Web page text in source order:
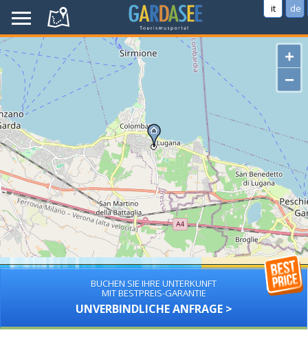
it de
+
−
BUCHEN SIE IHRE UNTERKUNFT
MIT BESTPREIS-GARANTIE
UNVERBINDLICHE ANFRAGE >